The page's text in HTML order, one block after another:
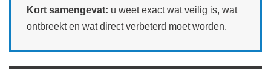
Kort samengevat: u weet exact wat veilig is, wat
ontbreekt en wat direct verbeterd moet worden.